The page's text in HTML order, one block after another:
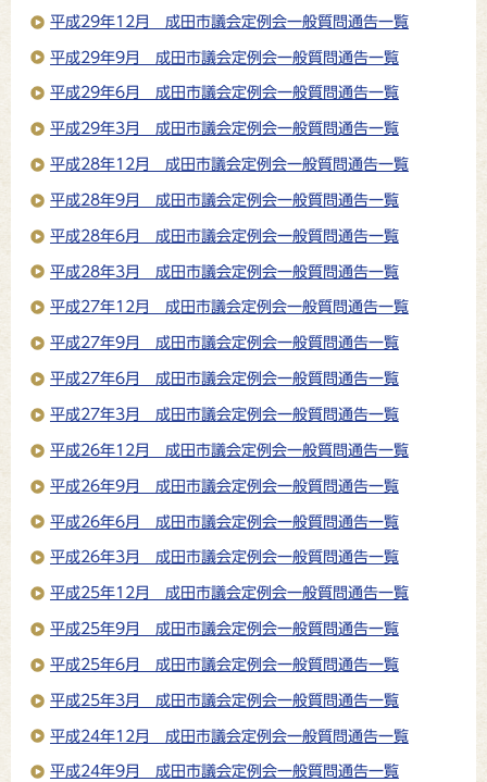
平成29年12月 成田市議会定例会一般質問通告一覧
平成29年9月 成田市議会定例会一般質問通告一覧
平成29年6月 成田市議会定例会一般質問通告一覧
平成29年3月 成田市議会定例会一般質問通告一覧
平成28年12月 成田市議会定例会一般質問通告一覧
平成28年9月 成田市議会定例会一般質問通告一覧
平成28年6月 成田市議会定例会一般質問通告一覧
平成28年3月 成田市議会定例会一般質問通告一覧
平成27年12月 成田市議会定例会一般質問通告一覧
平成27年9月 成田市議会定例会一般質問通告一覧
平成27年6月 成田市議会定例会一般質問通告一覧
平成27年3月 成田市議会定例会一般質問通告一覧
平成26年12月 成田市議会定例会一般質問通告一覧
平成26年9月 成田市議会定例会一般質問通告一覧
平成26年6月 成田市議会定例会一般質問通告一覧
平成26年3月 成田市議会定例会一般質問通告一覧
平成25年12月 成田市議会定例会一般質問通告一覧
平成25年9月 成田市議会定例会一般質問通告一覧
平成25年6月 成田市議会定例会一般質問通告一覧
平成25年3月 成田市議会定例会一般質問通告一覧
平成24年12月 成田市議会定例会一般質問通告一覧
平成24年9月 成田市議会定例会一般質問通告一覧